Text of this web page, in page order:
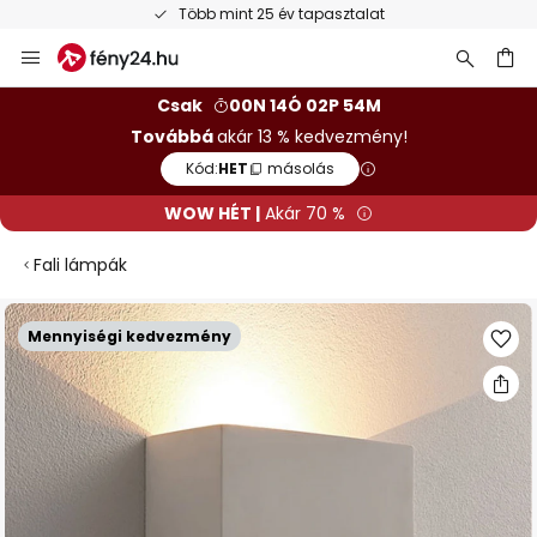
Több mint 25 év tapasztalat
Ugrás
a
Csak
00N 14Ó 02P 53M
Továbbáakár 13 % kedvezmény!
Kód:HET másolás
WOW HÉT | Akár 70 %
Fali lámpák
Mennyiségi kedvezmény
Ugrás
a
képgaléria
végére